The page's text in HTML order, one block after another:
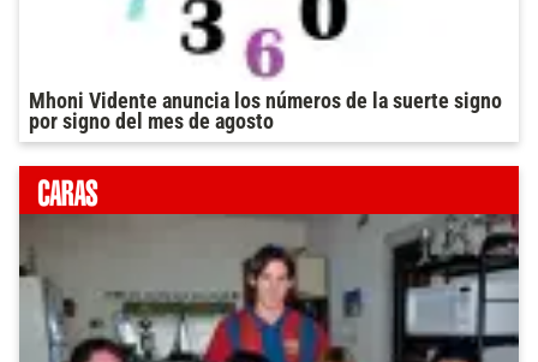
Mhoni Vidente anuncia los números de la suerte signo
por signo del mes de agosto